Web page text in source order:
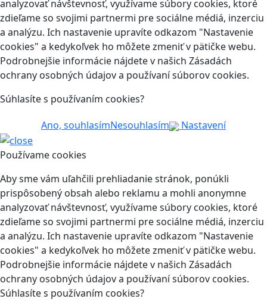
analyzovať návštevnosť, využívame súbory cookies, ktoré
zdieľame so svojimi partnermi pre sociálne médiá, inzerciu
a analýzu. Ich nastavenie upravíte odkazom "Nastavenie
cookies" a kedykoľvek ho môžete zmeniť v pätičke webu.
Podrobnejšie informácie nájdete v našich Zásadách
ochrany osobných údajov a používaní súborov cookies.
Súhlasíte s používaním cookies?
Ano, souhlasímNesouhlasím Nastavení
Používame cookies
Aby sme vám uľahčili prehliadanie stránok, ponúkli
prispôsobený obsah alebo reklamu a mohli anonymne
analyzovať návštevnosť, využívame súbory cookies, ktoré
zdieľame so svojimi partnermi pre sociálne médiá, inzerciu
a analýzu. Ich nastavenie upravíte odkazom "Nastavenie
cookies" a kedykoľvek ho môžete zmeniť v pätičke webu.
Podrobnejšie informácie nájdete v našich Zásadách
ochrany osobných údajov a používaní súborov cookies.
Súhlasíte s používaním cookies?